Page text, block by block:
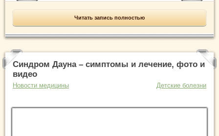
Читать запись полностью
Синдром Дауна – симптомы и лечение, фото и
видео
Новости медицины Детские болезни